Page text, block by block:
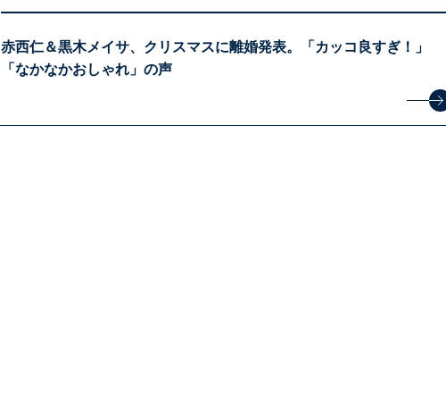
赤西仁＆黒木メイサ、クリスマスに離婚発表。「カッコ良すぎ！」
「なかなかおしゃれ」の声